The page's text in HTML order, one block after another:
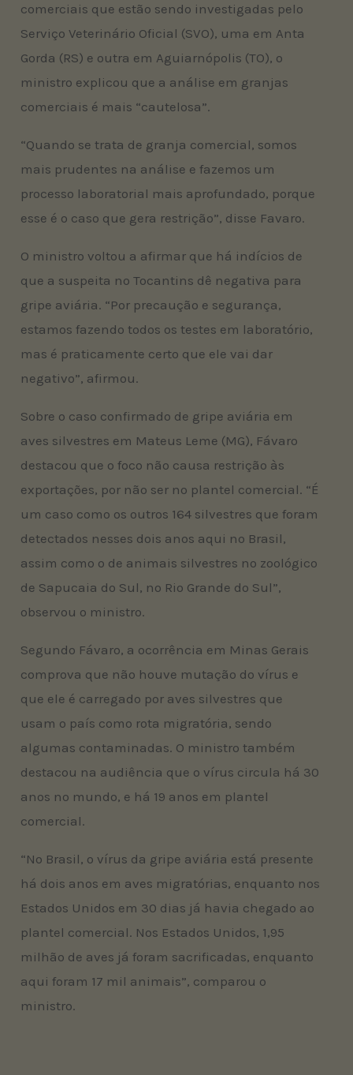
comerciais que estão sendo investigadas pelo
Serviço Veterinário Oficial (SVO), uma em Anta
Gorda (RS) e outra em Aguiarnópolis (TO), o
ministro explicou que a análise em granjas
comerciais é mais “cautelosa”.
“Quando se trata de granja comercial, somos
mais prudentes na análise e fazemos um
processo laboratorial mais aprofundado, porque
esse é o caso que gera restrição”, disse Favaro.
O ministro voltou a afirmar que há indícios de
que a suspeita no Tocantins dê negativa para
gripe aviária. “Por precaução e segurança,
estamos fazendo todos os testes em laboratório,
mas é praticamente certo que ele vai dar
negativo”, afirmou.
Sobre o caso confirmado de gripe aviária em
aves silvestres em Mateus Leme (MG), Fávaro
destacou que o foco não causa restrição às
exportações, por não ser no plantel comercial. “É
um caso como os outros 164 silvestres que foram
detectados nesses dois anos aqui no Brasil,
assim como o de animais silvestres no zoológico
de Sapucaia do Sul, no Rio Grande do Sul”,
observou o ministro.
Segundo Fávaro, a ocorrência em Minas Gerais
comprova que não houve mutação do vírus e
que ele é carregado por aves silvestres que
usam o país como rota migratória, sendo
algumas contaminadas. O ministro também
destacou na audiência que o vírus circula há 30
anos no mundo, e há 19 anos em plantel
comercial.
“No Brasil, o vírus da gripe aviária está presente
há dois anos em aves migratórias, enquanto nos
Estados Unidos em 30 dias já havia chegado ao
plantel comercial. Nos Estados Unidos, 1,95
milhão de aves já foram sacrificadas, enquanto
aqui foram 17 mil animais”, comparou o
ministro.